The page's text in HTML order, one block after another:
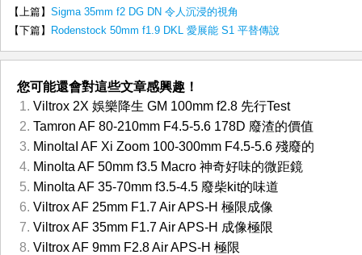
【上篇】 Sigma 35mm f2 DG DN 令人沉浸的視角
【下篇】
Rodenstock 50mm f1.9 DKL 愛展能 S1 平替傳說
您可能還會對這些文章感興趣！
Viltrox 2X 娛樂降生 GM 100mm f2.8 先行Test
Tamron AF 80-210mm F4.5-5.6 178D 廢渣的價值
MinoltaI AF Xi Zoom 100-300mm F4.5-5.6 殘廢的
Minolta AF 50mm f3.5 Macro 神奇好味的微距鏡
Minolta AF 35-70mm f3.5-4.5 廢柴kit的味道
Viltrox AF 25mm F1.7 Air APS-H 極限成像
Viltrox AF 35mm F1.7 Air APS-H 成像極限
Viltrox AF 9mm F2.8 Air APS-H 極限